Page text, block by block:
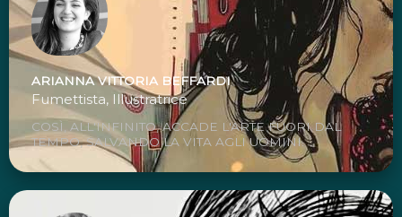
ARIANNA VITTORIA BEFFARDI
Fumettista, Illustratrice
COSÌ, ALL'INFINITO, ACCADE L'ARTE FUORI DAL
TEMPO, SALVANDO LA VITA AGLI UOMINI.